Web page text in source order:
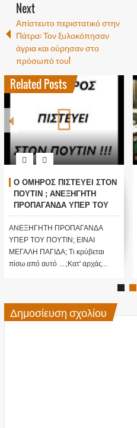
Next
Απίστευτο περιστατικό στην
Πάτρα: Τον ξυλοκόπησαν
άγρια και ούρησαν στο
πρόσωπό του!
Related Posts
Ο ΟΜΗΡΟΣ ΠΙΣΤΕΥΕΙ ΣΤΟΝ
ΠΟΥΤΙΝ ; ΑΝΕΞΗΓΗΤΗ
ΠΡΟΠΑΓΑΝΔΑ ΥΠΕΡ ΤΟΥ
ΠΟΥΤΙΝ;
ΑΝΕΞΗΓΗΤΗ ΠΡΟΠΑΓΑΝΔΑ
ΥΠΕΡ ΤΟΥ ΠΟΥΤΙΝ; ΕΙΝΑΙ
ΜΕΓΑΛΗ ΠΑΓΙΔΑ; Τι κρύβεται
πίσω από αυτό ....;Κατ' αρχάς...
Δημοσίευση σχολίου